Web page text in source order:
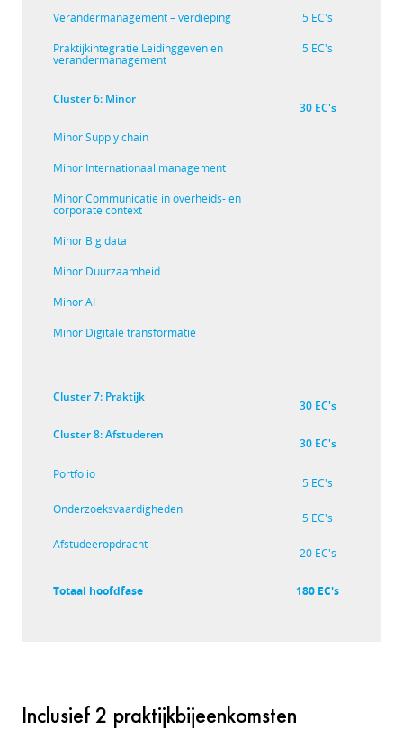
Verandermanagement – verdieping
Praktijkintegratie Leidinggeven en
verandermanagement
5 EC's
5 EC's
Cluster 6: Minor
30 EC's
Minor Supply chain
Minor Internationaal management
Minor Communicatie in overheids- en
corporate context
Minor Big data
Minor Duurzaamheid
Minor AI
Minor Digitale transformatie
Cluster 7: Praktijk
30 EC's
Cluster 8: Afstuderen
30 EC's
Portfolio
5 EC's
Onderzoeksvaardigheden
5 EC's
Afstudeeropdracht
20 EC's
Totaal hoofdfase 180 EC's
Inclusief 2 praktijkbijeenkomsten